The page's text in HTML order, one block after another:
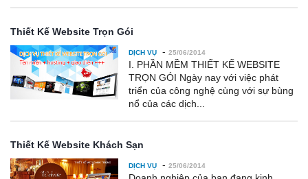
Thiết Kế Website Trọn Gói
DỊCH VỤ - 25/06/2014
I. PHẦN MỀM THIẾT KẾ WEBSITE
TRỌN GÓI Ngày nay với việc phát
triển của công nghệ cùng với sự bùng
nổ của các dịch...
Thiết Kế Website Khách Sạn
DỊCH VỤ - 25/06/2014